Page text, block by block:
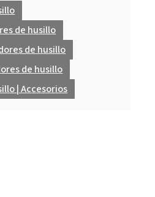
de husillo
de husillo
de husillo
| Accesorios